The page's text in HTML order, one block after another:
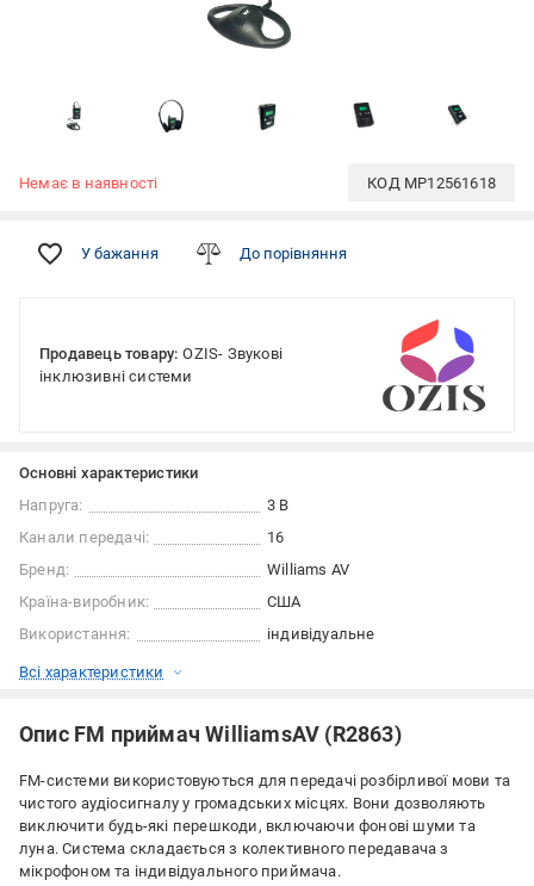
Немає в наявності КОД MP12561618
У бажання До порівняння
Продавець товару: OZIS- Звукові
інклюзивні системи
Основні характеристики
Напруга:
3 В
Канали передачі:
16
Бренд:
Williams AV
Країна-виробник:
США
Використання:
індивідуальне
Всі характеристики
Опис FM приймач WilliamsAV (R2863)
FM-системи використовуються для передачі розбірливої ​​мови та
чистого аудіосигналу у громадських місцях. Вони дозволяють
виключити будь-які перешкоди, включаючи фонові шуми та
луна. Система складається з колективного передавача з
мікрофоном та індивідуального приймача.